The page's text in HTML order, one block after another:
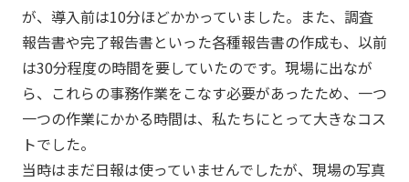
が、導入前は10分ほどかかっていました。また、調査
報告書や完了報告書といった各種報告書の作成も、以前
は30分程度の時間を要していたのです。現場に出なが
ら、これらの事務作業をこなす必要があったため、一つ
一つの作業にかかる時間は、私たちにとって大きなコス
トでした。
当時はまだ日報は使っていませんでしたが、現場の写真